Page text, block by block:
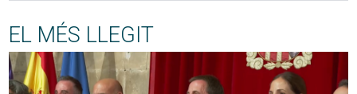
EL MÉS LLEGIT